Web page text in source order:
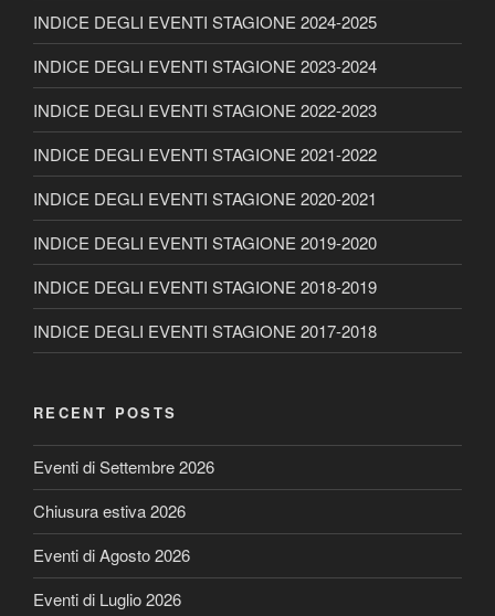
INDICE DEGLI EVENTI STAGIONE 2024-2025
INDICE DEGLI EVENTI STAGIONE 2023-2024
INDICE DEGLI EVENTI STAGIONE 2022-2023
INDICE DEGLI EVENTI STAGIONE 2021-2022
INDICE DEGLI EVENTI STAGIONE 2020-2021
INDICE DEGLI EVENTI STAGIONE 2019-2020
INDICE DEGLI EVENTI STAGIONE 2018-2019
INDICE DEGLI EVENTI STAGIONE 2017-2018
RECENT POSTS
Eventi di Settembre 2026
Chiusura estiva 2026
Eventi di Agosto 2026
Eventi di Luglio 2026